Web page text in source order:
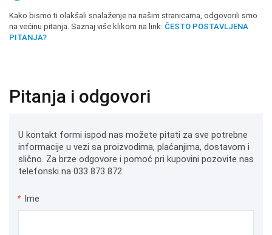
Kako bismo ti olakšali snalaženje na našim stranicama, odgovorili smo
na većinu pitanja. Saznaj više klikom na link: ČESTO POSTAVLJENA
PITANJA?
Pitanja i odgovori
U kontakt formi ispod nas možete pitati za sve potrebne
informacije u vezi sa proizvodima, plaćanjima, dostavom i
slično. Za brze odgovore i pomoć pri kupovini pozovite nas
telefonski na 033 873 872.
* Ime